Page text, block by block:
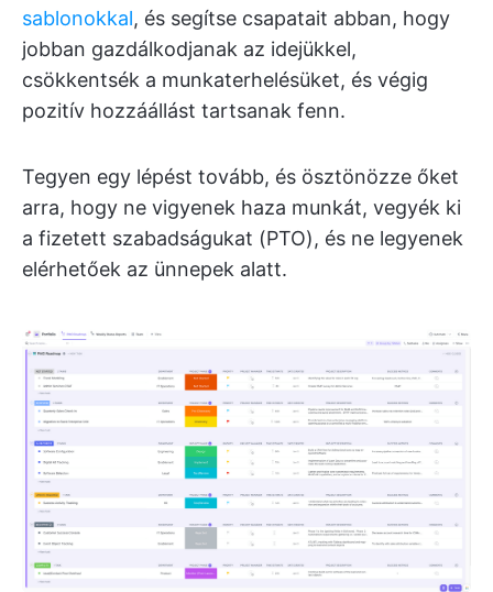
sablonokkal, és segítse csapatait abban, hogy
jobban gazdálkodjanak az idejükkel,
csökkentsék a munkaterhelésüket, és végig
pozitív hozzáállást tartsanak fenn.
Tegyen egy lépést tovább, és ösztönözze őket
arra, hogy ne vigyenek haza munkát, vegyék ki
a fizetett szabadságukat (PTO), és ne legyenek
elérhetőek az ünnepek alatt.